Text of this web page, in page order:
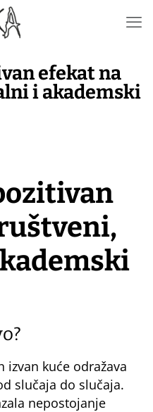
efekat na
i akademski
izvan kuće odražava
slučaja do slučaja.
nepostojanje